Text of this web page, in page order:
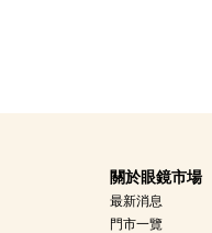
關於眼鏡市場
最新消息
門市一覽